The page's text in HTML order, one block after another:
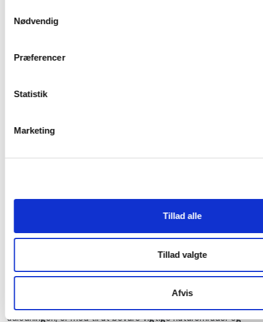
Nødvendig
Præferencer
Statistik
Marketing
Tillad alle
Tillad valgte
Afvis
sundere og mere robuste
bæredygtig.
Valget om at vælge spagnumfri produkter til have og planter
har afgørende fordele for miljøet, truede naturtyper og ikke
udledningen, er med til at bevare vigtige naturområder og